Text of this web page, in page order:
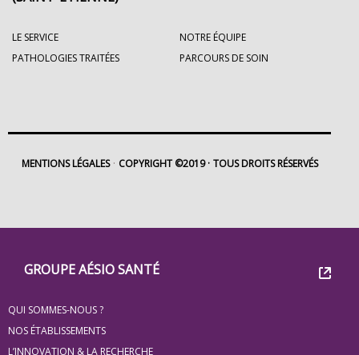
Groupe
Eovi
pour
GROUPE AÉSIO SANTÉ
QUI SOMMES-NOUS ?
NOS ÉTABLISSEMENTS
L’INNOVATION & LA RECHERCHE
LE SERVICE
NOTRE ÉQUIPE
PATHOLOGIES TRAITÉES
PARCOURS DE SOIN
MENTIONS LÉGALES COPYRIGHT ©2019 TOUS DROITS RÉSERVÉS